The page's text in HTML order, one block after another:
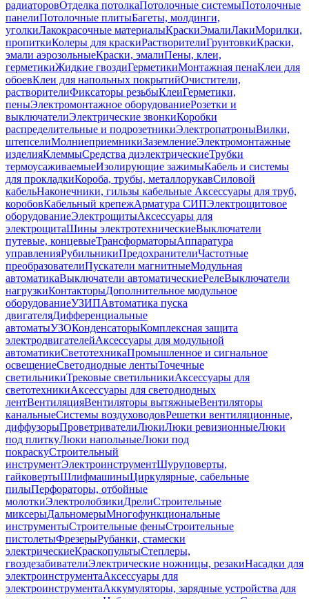
радиаторовОтделка потолкаПотолочные системыПотолочные
панелиПотолочные плитыБагеты, молдинги,
уголкиЛакокрасочные материалыКраскиЭмалиЛакиМорилки,
пропиткиКолеры для краскиРастворителиГрунтовкиКраски,
эмали аэрозольныеКраски, эмалиПены, клеи,
герметикиЖидкие гвоздиГерметикиМонтажная пенаКлеи для
обоевКлеи для напольных покрытийОчистители,
растворителиФиксаторы резьбыКлеиГерметики,
пеныЭлектромонтажное оборудованиеРозетки и
выключателиЭлектрические звонкиКоробки
распределительные и подрозетникиЭлектропатроныВилки,
штепселиМолниеприемникиЗаземлениеЭлектромонтажные
изделияКлеммыСредства диэлектрическиеТрубки
термоусаживаемыеИзолирующие зажимыКабель и системы
для прокладкиКороба, трубы, металлорукавСиловой
кабельНаконечники, гильзы кабельные Аксессуары для труб,
коробовКабельный крепежАрматура СИПЭлектрощитовое
оборудованиеЭлектрощитыАксессуары для
электрощитаШины электротехническиеВыключатели
путевые, концевыеТрансформаторыАппаратура
управленияРубильникиПредохранителиЧастотные
преобразователиПускатели магнитныеМодульная
автоматикаВыключатели автоматическиеРелеВыключатели
нагрузкиКонтакторыДополнительное модульное
оборудованиеУЗИПАвтоматика пуска
двигателяДифференциальные
автоматыУЗОКонденсаторыКомплексная защита
электродвигателейАксессуары для модульной
автоматикиСветотехникаПромышленное и сигнальное
освещениеСветодиодные лентыТочечные
светильникиТрековые светильникиАксессуары для
светотехникиАксессуары для светодиодных
лентВентиляцияВентиляторы вытяжныеВентиляторы
канальныеСистемы воздуховодовРешетки вентиляционные,
диффузорыПроветривателиЛюкиЛюки ревизионныеЛюки
под плиткуЛюки напольныеЛюки под
покраскуСтроительный
инструментЭлектроинструментШуруповерты,
гайковертыШлифмашиныЦиркулярные, сабельные
пилыПерфораторы, отбойные
молоткиЭлектролобзикиДрелиСтроительные
миксерыДальномерыМногофункциональные
инструментыСтроительные феныСтроительные
пистолетыФрезерыРубанки, стамески
электрическиеКраскопультыСтеплеры,
гвоздезабивателиЭлектрические ножницы, резакиНасадки для
электроинструментаАксессуары для
электроинструментаАккумуляторы, зарядные устройства для